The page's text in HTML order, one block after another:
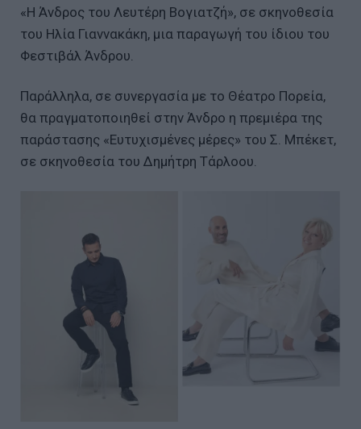
«Η Άνδρος του Λευτέρη Βογιατζή», σε σκηνοθεσία
του Ηλία Γιαννακάκη, μια παραγωγή του ίδιου του
Φεστιβάλ Άνδρου.
Παράλληλα, σε συνεργασία με το Θέατρο Πορεία,
θα πραγματοποιηθεί στην Άνδρο η πρεμιέρα της
παράστασης «Ευτυχισμένες μέρες» του Σ. Μπέκετ,
σε σκηνοθεσία του Δημήτρη Τάρλοου.